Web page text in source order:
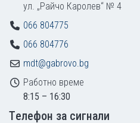
ул. „Райчо Каролев“ № 4
066 804775
066 804776
mdt@gabrovo.bg
Работно време
8:15 – 16:30
Tелефон за сигнали